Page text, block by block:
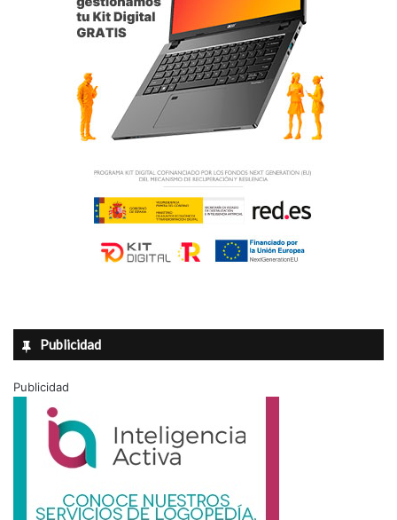
Publicidad
Publicidad